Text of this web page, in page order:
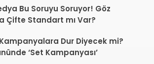
Bu Soruyu Soruyor! Göz
Çifte Standart mı Var?
Kampanyalara Dur Diyecek mi?
‘Set Kampanyası’